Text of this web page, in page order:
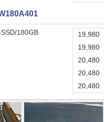
180GB
19,980
19,980
20,480
20,480
20,480